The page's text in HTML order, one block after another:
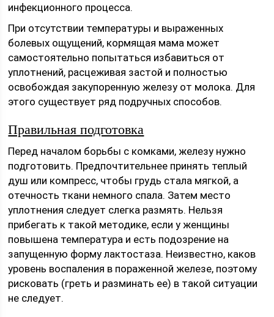
инфекционного процесса.
При отсутствии температуры и выраженных
болевых ощущений, кормящая мама может
самостоятельно попытаться избавиться от
уплотнений, расцеживая застой и полностью
освобождая закупоренную железу от молока. Для
этого существует ряд подручных способов.
Правильная подготовка
Перед началом борьбы с комками, железу нужно
подготовить. Предпочтительнее принять теплый
душ или компресс, чтобы грудь стала мягкой, а
отечность ткани немного спала. Затем место
уплотнения следует слегка размять. Нельзя
прибегать к такой методике, если у женщины
повышена температура и есть подозрение на
запущенную форму лактостаза. Неизвестно, каков
уровень воспаления в пораженной железе, поэтому
рисковать (греть и разминать ее) в такой ситуации
не следует.